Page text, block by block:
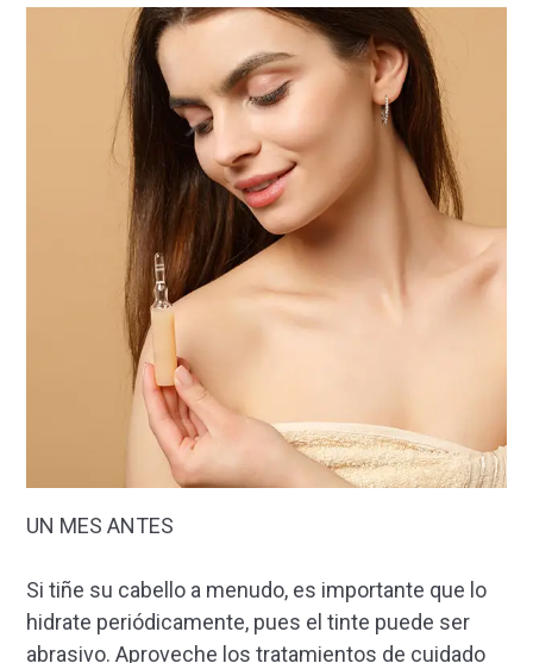
UN MES ANTES
Si tiñe su cabello a menudo, es importante que lo
hidrate periódicamente, pues el tinte puede ser
abrasivo. Aproveche los tratamientos de cuidado